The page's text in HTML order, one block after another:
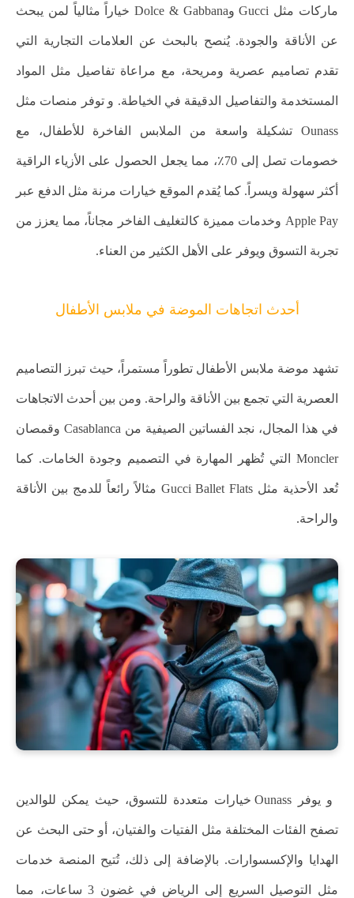
ماركات مثل Gucci وDolce & Gabbana خياراً مثالياً لمن يبحث
عن الأناقة والجودة. يُنصح بالبحث عن العلامات التجارية التي
تقدم تصاميم عصرية ومريحة، مع مراعاة تفاصيل مثل المواد
المستخدمة والتفاصيل الدقيقة في الخياطة. و توفر منصات مثل
Ounass تشكيلة واسعة من الملابس الفاخرة للأطفال، مع
خصومات تصل إلى 70٪، مما يجعل الحصول على الأزياء الراقية
أكثر سهولة ويسراً. كما يُقدم الموقع خيارات مرنة مثل الدفع عبر
Apple Pay وخدمات مميزة كالتغليف الفاخر مجاناً، مما يعزز من
تجربة التسوق ويوفر على الأهل الكثير من العناء.
أحدث اتجاهات الموضة في ملابس الأطفال
تشهد موضة ملابس الأطفال تطوراً مستمراً، حيث تبرز التصاميم
العصرية التي تجمع بين الأناقة والراحة. ومن بين أحدث الاتجاهات
في هذا المجال، نجد الفساتين الصيفية من Casablanca وقمصان
Moncler التي تُظهر المهارة في التصميم وجودة الخامات. كما
تُعد الأحذية مثل Gucci Ballet Flats مثالاً رائعاً للدمج بين الأناقة
والراحة.
و يوفر Ounass خيارات متعددة للتسوق، حيث يمكن للوالدين
تصفح الفئات المختلفة مثل الفتيات والفتيان، أو حتى البحث عن
الهدايا والإكسسوارات. بالإضافة إلى ذلك، تُتيح المنصة خدمات
مثل التوصيل السريع إلى الرياض في غضون 3 ساعات، مما